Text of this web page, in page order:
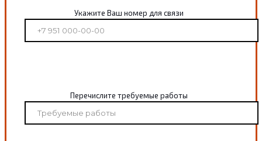
Укажите Ваш номер для связи
Перечислите требуемые работы